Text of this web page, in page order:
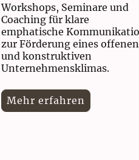
Workshops, Seminare und
Coaching für klare
emphatische
zur Förderung eines offenen
und konstruktiven
Unternehmensklimas.
Mehr erfahren